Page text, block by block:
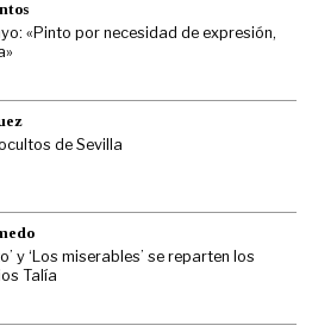
«Pinto por necesidad de expresión,
de Sevilla
y ‘Los miserables’ se reparten los
Talía